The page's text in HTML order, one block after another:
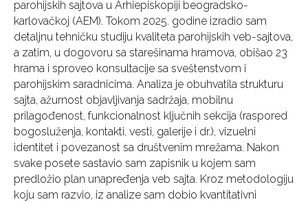
parohijskih sajtova u Arhiepiskopiji beogradsko-
karlovačkoj (AEM). Tokom 2025. godine izradio sam
detaljnu tehničku studiju kvaliteta parohijskih veb-sajtova,
a zatim, u dogovoru sa starešinama hramova, obišao 23
hrama i sproveo konsultacije sa sveštenstvom i
parohijskim saradnicima. Analiza je obuhvatila strukturu
sajta, ažurnost objavljivanja sadržaja, mobilnu
prilagođenost, funkcionalnost ključnih sekcija (raspored
bogosluženja, kontakti, vesti, galerije i dr.), vizuelni
identitet i povezanost sa društvenim mrežama. Nakon
svake posete sastavio sam zapisnik u kojem sam
predložio plan unapređenja veb sajta. Kroz metodologiju
koju sam razvio, iz analize sam dobio kvantitativni